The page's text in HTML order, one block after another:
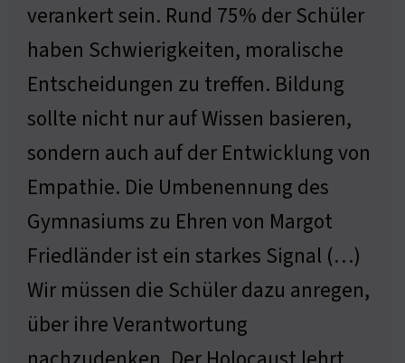
verankert sein. Rund 75% der Schüler
haben Schwierigkeiten, moralische
Entscheidungen zu treffen. Bildung
sollte nicht nur auf Wissen basieren,
sondern auch auf der Entwicklung von
Empathie. Die Umbenennung des
Gymnasiums zu Ehren von Margot
Friedländer ist ein starkes Signal (…)
Wir müssen die Schüler dazu anregen,
über ihre Verantwortung